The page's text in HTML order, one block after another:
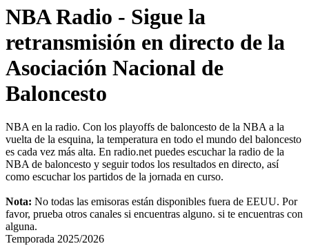
NBA Radio - Sigue la
retransmisión en directo de la
Asociación Nacional de
Baloncesto
NBA en la radio. Con los playoffs de baloncesto de la NBA a la
vuelta de la esquina, la temperatura en todo el mundo del baloncesto
es cada vez más alta. En radio.net puedes escuchar la radio de la
NBA de baloncesto y seguir todos los resultados en directo, así
como escuchar los partidos de la jornada en curso.
Nota: No todas las emisoras están disponibles fuera de EEUU. Por
favor, prueba otros canales si encuentras alguno. si te encuentras con
alguna.
Temporada 2025/2026